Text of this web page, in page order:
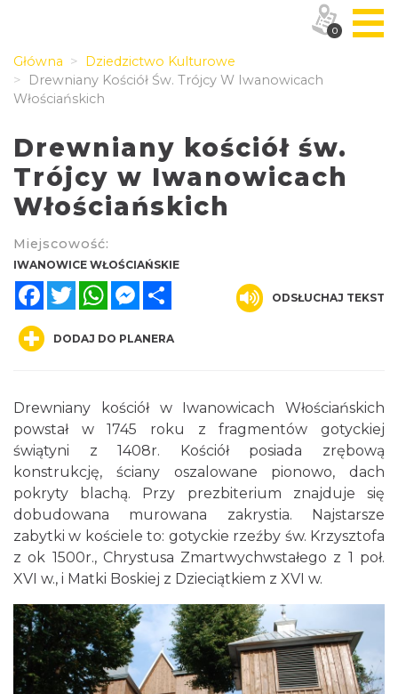
Główna
Dziedzictwo Kulturowe
Drewniany Kościół Św. Trójcy W Iwanowicach
Włościańskich
Drewniany kościół św.
Trójcy w Iwanowicach
Włościańskich
Miejscowość:
IWANOWICE WŁOŚCIAŃSKIE
FacebookTwitterWhatsAppMessenger
ODSŁUCHAJ TEKST
DODAJ DO PLANERA
Drewniany kościół w Iwanowicach Włościańskich
powstał w 1745 roku z fragmentów gotyckiej
świątyni z 1408r. Kościół posiada zrębową
konstrukcję, ściany oszalowane pionowo, dach
pokryty blachą. Przy prezbiterium znajduje się
dobudowana murowana zakrystia. Najstarsze
zabytki w kościele to: gotyckie rzeźby św. Krzysztofa
z ok 1500r., Chrystusa Zmartwychwstałego z 1 poł.
XVI w., i Matki Boskiej z Dzieciątkiem z XVI w.
0